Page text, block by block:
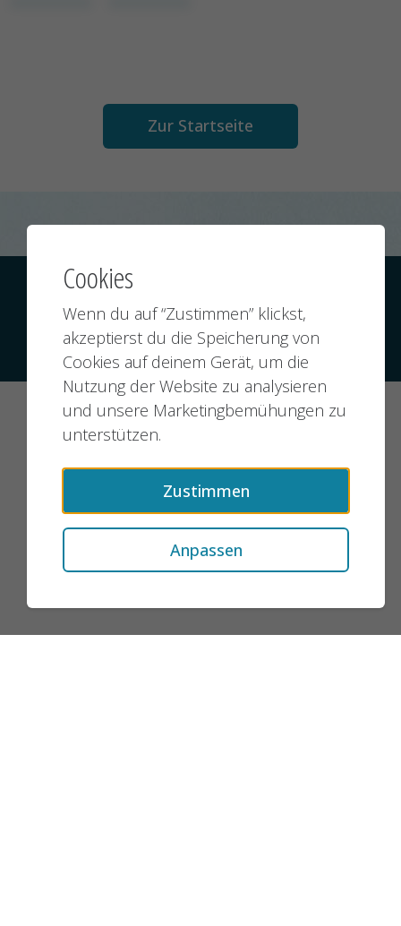
Zur Startseite
Kontakt
© 2026 jobMIXER.de, alle Rechte vorbehalten
Cookies
Wenn du auf “Zustimmen” klickst,
akzeptierst du die Speicherung von
Cookies auf deinem Gerät, um die
Nutzung der Website zu analysieren
und unsere Marketingbemühungen zu
unterstützen.
Zustimmen
Anpassen